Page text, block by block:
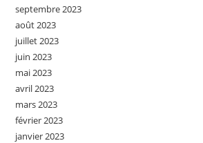
septembre 2023
août 2023
juillet 2023
juin 2023
mai 2023
avril 2023
mars 2023
février 2023
janvier 2023